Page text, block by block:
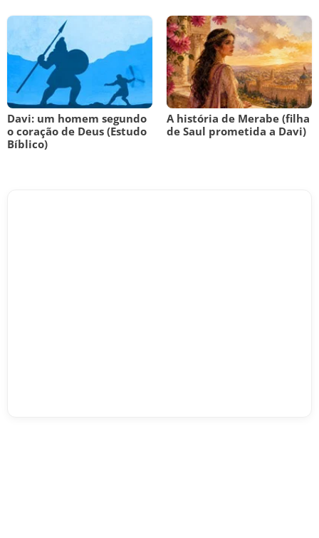
Davi: um homem segundo
o coração de Deus (Estudo
Bíblico)
A história de Merabe (filha
de Saul prometida a Davi)